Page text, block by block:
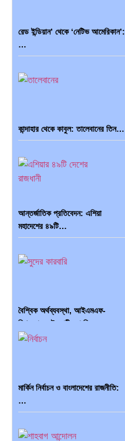
রেড ইন্ডিয়ান’ থেকে ‘নেটিভ আমেরিকান’:
…
কান্দাহার থেকে কাবুল: তালেবানের তিন…
আন্তর্জাতিক প্রতিবেদন: এশিয়া
মহাদেশের ৪৯টি…
বৈশ্বিক অর্থব্যবস্থা, আইএমএফ-
বিশ্বব্যাংক, ইসলামী ব্যাংকিং…
মার্কিন নির্বাচন ও বাংলাদেশের রাজনীতি:
…